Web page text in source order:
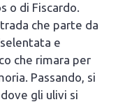
o di Fiscardo.
che parte da
e
che rimara per
Passando, si
gli ulivi si